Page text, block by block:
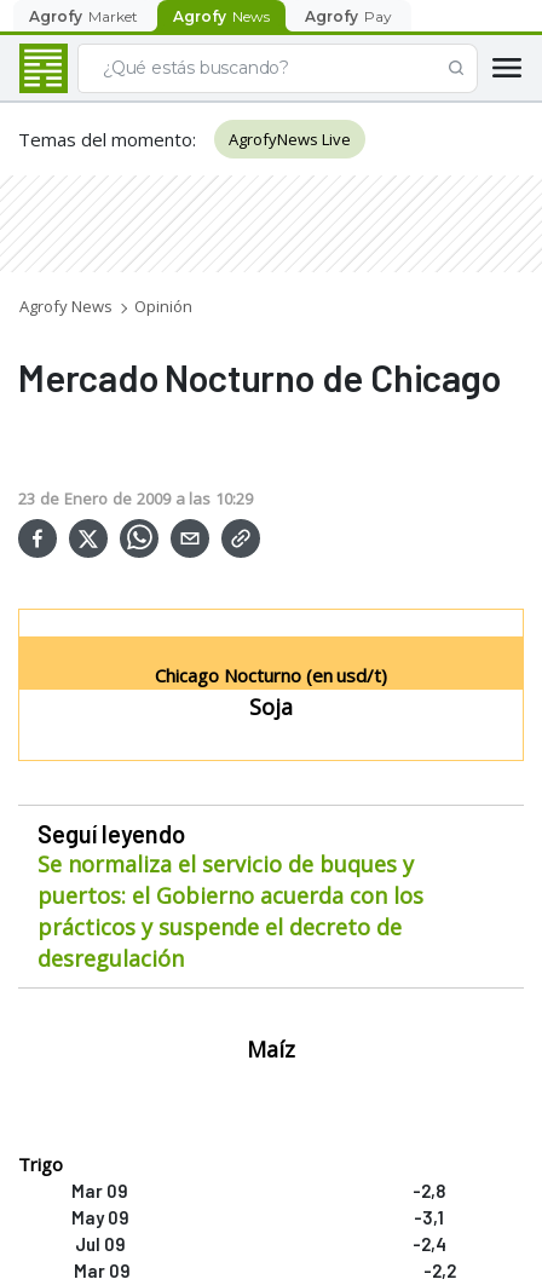
Agrofy Market Agrofy News Agrofy Pay
Temas del momento: AgrofyNews Live
Agrofy News Opinión
Mercado Nocturno de Chicago
23 de Enero de 2009 a las 10:29
Chicago Nocturno (enusd/t)
Soja
Seguí leyendo
Se normaliza el servicio de buques y
puertos: el Gobierno acuerda con los
prácticos y suspende el decreto de
desregulación
Maíz
Trigo
Mar 09
-2,8
May 09
-3,1
Jul 09
-2,4
Mar 09
-2,2